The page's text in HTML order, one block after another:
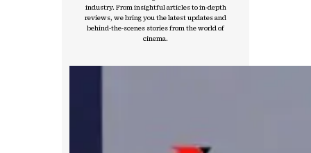
industry. From insightful articles to in-depth
reviews, we bring you the latest updates and
behind-the-scenes stories from the world of
cinema.